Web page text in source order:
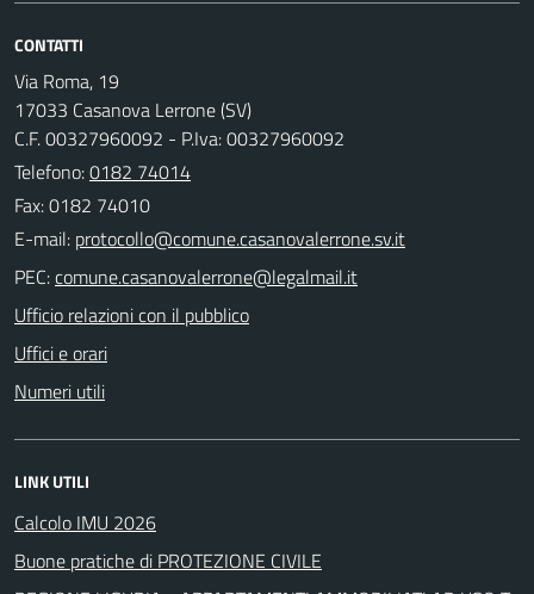
CONTATTI
Via Roma, 19
17033 Casanova Lerrone (SV)
C.F. 00327960092 - P.Iva: 00327960092
Telefono:0182 74014
Fax: 0182 74010
E-mail:
PEC:
Ufficio relazioni con il pubblico
Uffici e orari
Numeri utili
LINK UTILI
Calcolo IMU 2026
Buone pratiche di PROTEZIONE CIVILE